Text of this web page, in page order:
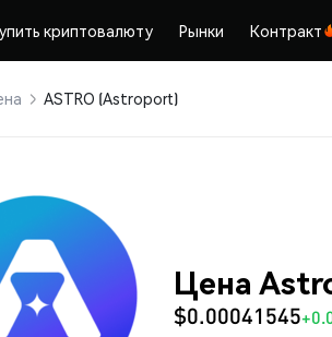
криптовалюту Рынки Контракт
ASTRO (Astroport)
Цена
$0.00041545